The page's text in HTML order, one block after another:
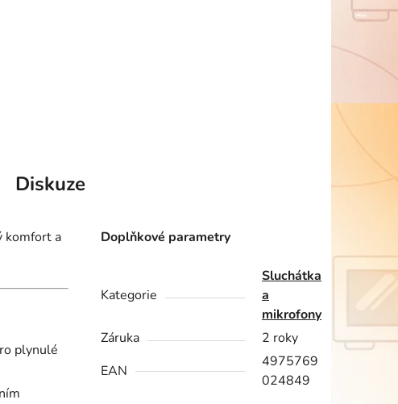
Diskuze
komfort a
plynulé
Doplňkové parametry
Kategorie
Sluchátka
a
mikrofony
Záruka
2 roky
EAN
4975769
024849